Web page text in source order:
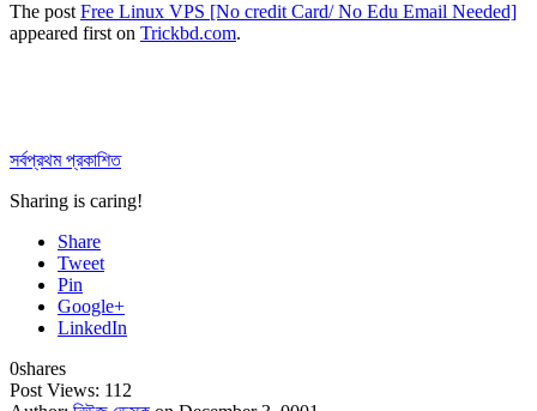
The post Free Linux VPS [No credit Card/ No Edu Email Needed]
appeared first on Trickbd.com.
সর্বপ্রথম প্রকাশিত
Sharing is caring!
Share
Tweet
Pin
Google+
LinkedIn
0shares
Post Views: 112